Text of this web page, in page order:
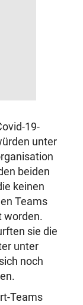
19-
unter
beiden
keinen
Teams
worden.
sie die
unter
noch
Teams